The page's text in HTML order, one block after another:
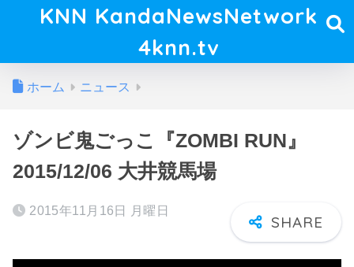
KNN KandaNewsNetwork
4knn.tv
ホーム ニュース
ゾンビ鬼ごっこ『ZOMBI RUN』
2015/12/06 大井競馬場
2015年11月16日 月曜日